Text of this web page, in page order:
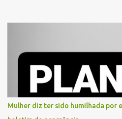
diversos disparos. Duas vítimas
três pessoas foram baleadas e
foram divulgadas informações
feridos. Equipes da Polícia Militar de
ocorrência e isolaram a área para o
última atualização, nenhum
Mulher diz ter sido humilhada por